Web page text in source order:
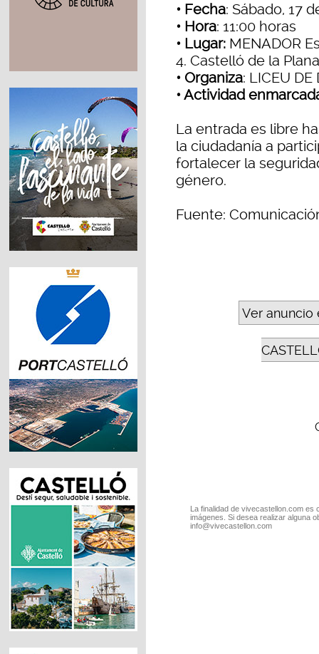
• Fecha: Sábado, 17
• Hora: 11:00 horas
• Lugar: MENADOR
4. Castelló de la Plana
• Organiza: LICEU DE
• Actividad
La entrada es libre
la ciudadanía a
fortalecer la
género.
Fuente:
Ver anuncio
La finalidad de vivecastellon.com
imágenes. Si desea realizar alguna
info@vivecastellon.com